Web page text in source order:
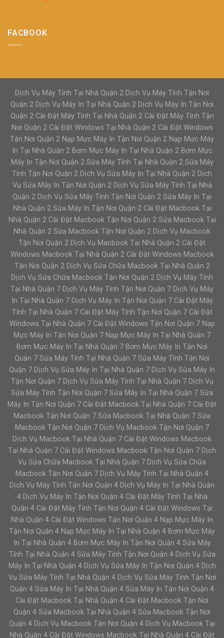
FACBOOK
Dịch Vụ Máy Tính Tại Nhà Quận 2 Dịch Vụ Máy Tính Tận Nơi
Quận 2 Dịch Vụ Máy In Tại Nhà Quận 2 Dịch Vụ Máy In Tận Nơi
Quận 2 Cài Đặt Máy Tính Tại Nhà Quận 2 Cài Đặt Máy Tính Tận
Nơi Quận 2 Cài Đặt Windows Tại Nhà Quận 2 Cài Đặt Windows
Tận Nơi Quận 2 Nạp Mực Máy In Tận Nơi Quận 2 Nạp Mực Máy
In Tại Nhà Quận 2 Bơm Mực Máy In Tại Nhà Quận 2 Bơm Mực
Máy In Tận Nơi Quận 2 Sửa Máy Tính Tại Nhà Quận 2 Sửa Máy
Tính Tận Nơi Quận 2 Dịch Vụ Sửa Máy In Tại Nhà Quận 2 Dịch
Vụ Sửa Máy In Tận Nơi Quận 2 Dịch Vụ Sửa Máy Tính Tại Nhà
Quận 2 Dịch Vụ Sửa Máy Tính Tận Nơi Quận 2 Sửa Máy In Tại
Nhà Quận 2 Sửa Máy In Tận Nơi Quận 2 Cài Đặt Macbook Tại
Nhà Quận 2 Cài Đặt Macbook Tận Nơi Quận 2 Sửa Macbook Tại
Nhà Quận 2 Sửa Macbook Tận Nơi Quận 2 Dịch Vụ Macbook
Tận Nơi Quận 2 Dịch Vụ Macbook Tại Nhà Quận 2 Cài Đặt
Windows Macbook Tại Nhà Quận 2 Cài Đặt Windows Macbook
Tận Nơi Quận 2 Dịch Vụ Sửa Chữa Macbook Tại Nhà Quận 2
Dịch Vụ Sửa Chữa Macbook Tận Nơi Quận 2 Dịch Vụ Máy Tính
Tại Nhà Quận 7 Dịch Vụ Máy Tính Tận Nơi Quận 7 Dịch Vụ Máy
In Tại Nhà Quận 7 Dịch Vụ Máy In Tận Nơi Quận 7 Cài Đặt Máy
Tính Tại Nhà Quận 7 Cài Đặt Máy Tính Tận Nơi Quận 7 Cài Đặt
Windows Tại Nhà Quận 7 Cài Đặt Windows Tận Nơi Quận 7 Nạp
Mực Máy In Tận Nơi Quận 7 Nạp Mực Máy In Tại Nhà Quận 7
Bơm Mực Máy In Tại Nhà Quận 7 Bơm Mực Máy In Tận Nơi
Quận 7 Sửa Máy Tính Tại Nhà Quận 7 Sửa Máy Tính Tận Nơi
Quận 7 Dịch Vụ Sửa Máy In Tại Nhà Quận 7 Dịch Vụ Sửa Máy In
Tận Nơi Quận 7 Dịch Vụ Sửa Máy Tính Tại Nhà Quận 7 Dịch Vụ
Sửa Máy Tính Tận Nơi Quận 7 Sửa Máy In Tại Nhà Quận 7 Sửa
Máy In Tận Nơi Quận 7 Cài Đặt Macbook Tại Nhà Quận 7 Cài Đặt
Macbook Tận Nơi Quận 7 Sửa Macbook Tại Nhà Quận 7 Sửa
Macbook Tận Nơi Quận 7 Dịch Vụ Macbook Tận Nơi Quận 7
Dịch Vụ Macbook Tại Nhà Quận 7 Cài Đặt Windows Macbook
Tại Nhà Quận 7 Cài Đặt Windows Macbook Tận Nơi Quận 7 Dịch
Vụ Sửa Chữa Macbook Tại Nhà Quận 7 Dịch Vụ Sửa Chữa
Macbook Tận Nơi Quận 7 Dịch Vụ Máy Tính Tại Nhà Quận 4
Dịch Vụ Máy Tính Tận Nơi Quận 4 Dịch Vụ Máy In Tại Nhà Quận
4 Dịch Vụ Máy In Tận Nơi Quận 4 Cài Đặt Máy Tính Tại Nhà
Quận 4 Cài Đặt Máy Tính Tận Nơi Quận 4 Cài Đặt Windows Tại
Nhà Quận 4 Cài Đặt Windows Tận Nơi Quận 4 Nạp Mực Máy In
Tận Nơi Quận 4 Nạp Mực Máy In Tại Nhà Quận 4 Bơm Mực Máy
In Tại Nhà Quận 4 Bơm Mực Máy In Tận Nơi Quận 4 Sửa Máy
Tính Tại Nhà Quận 4 Sửa Máy Tính Tận Nơi Quận 4 Dịch Vụ Sửa
Máy In Tại Nhà Quận 4 Dịch Vụ Sửa Máy In Tận Nơi Quận 4 Dịch
Vụ Sửa Máy Tính Tại Nhà Quận 4 Dịch Vụ Sửa Máy Tính Tận Nơi
Quận 4 Sửa Máy In Tại Nhà Quận 4 Sửa Máy In Tận Nơi Quận 4
Cài Đặt Macbook Tại Nhà Quận 4 Cài Đặt Macbook Tận Nơi
Quận 4 Sửa Macbook Tại Nhà Quận 4 Sửa Macbook Tận Nơi
Quận 4 Dịch Vụ Macbook Tận Nơi Quận 4 Dịch Vụ Macbook Tại
Nhà Quận 4 Cài Đặt Windows Macbook Tại Nhà Quận 4 Cài Đặt